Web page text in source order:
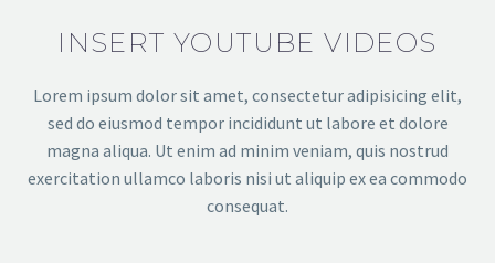
INSERT YOUTUBE VIDEOS
Lorem ipsum dolor sit amet, consectetur adipisicing elit,
sed do eiusmod tempor incididunt ut labore et dolore
magna aliqua. Ut enim ad minim veniam, quis nostrud
exercitation ullamco laboris nisi ut aliquip ex ea commodo
consequat.